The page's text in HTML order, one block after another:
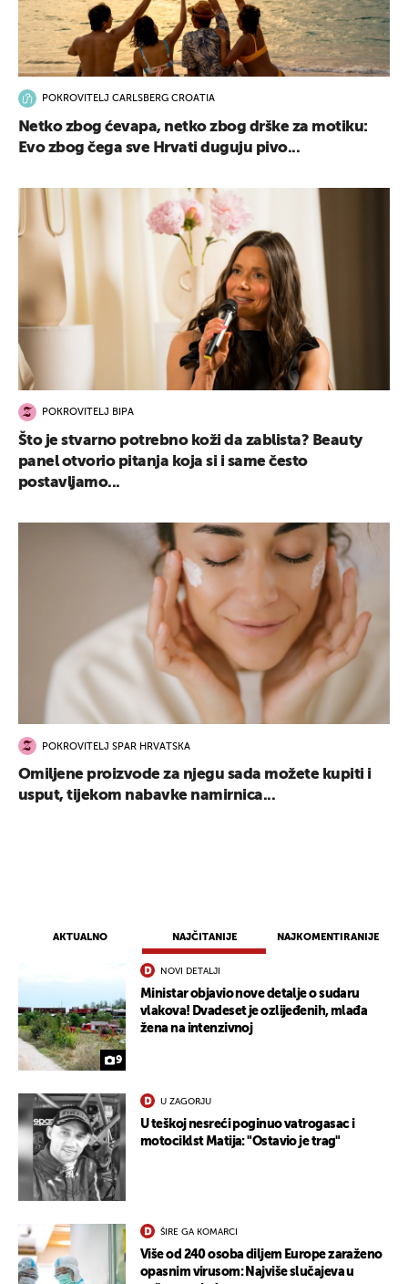
AKTUALNO NAJČITANIJE NAJKOMENTIRANIJE
9
NOVI DETALJI
Ministar objavio nove detalje o sudaru
vlakova! Dvadeset je ozlijeđenih, mlađa
žena na intenzivnoj
U ZAGORJU
U teškoj nesreći poginuo vatrogasac i
motociklst Matija: "Ostavio je trag"
ŠIRE GA KOMARCI
Više od 240 osoba diljem Europe zaraženo
opasnim virusom: Najviše slučajeva u
POKROVITELJ CARLSBERG CROATIA
Netko zbog ćevapa, netko zbog drške za motiku:
Evo zbog čega sve Hrvati duguju pivo...
POKROVITELJ BIPA
Što je stvarno potrebno koži da zablista? Beauty
panel otvorio pitanja koja si i same često
postavljamo...
POKROVITELJ SPAR HRVATSKA
Omiljene proizvode za njegu sada možete kupiti i
usput, tijekom nabavke namirnica...